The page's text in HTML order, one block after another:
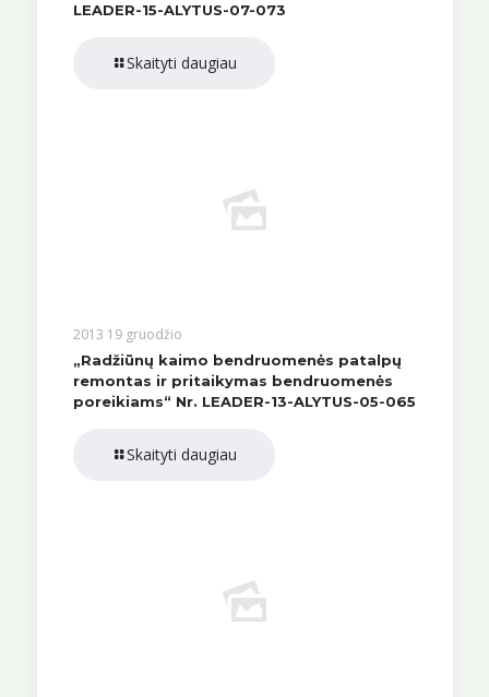
LEADER-15-ALYTUS-07-073
Skaityti daugiau
2013 19 gruodžio
„Radžiūnų kaimo bendruomenės patalpų
remontas ir pritaikymas bendruomenės
poreikiams“ Nr. LEADER-13-ALYTUS-05-065
Skaityti daugiau